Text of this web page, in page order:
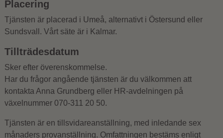
Placering
Tjänsten är placerad i Umeå, alternativt i Östersund eller
Sundsvall. Vårt säte är i Kalmar.
Tillträdesdatum
Sker efter överenskommelse.
Har du frågor angående tjänsten är du välkommen att
kontakta Anna Grundberg eller HR-avdelningen på
växelnummer 070-311 20 50.
Tjänsten är en tillsvidareanställning, med inledande sex
månaders provanställning. Omfattningen bestäms enligt